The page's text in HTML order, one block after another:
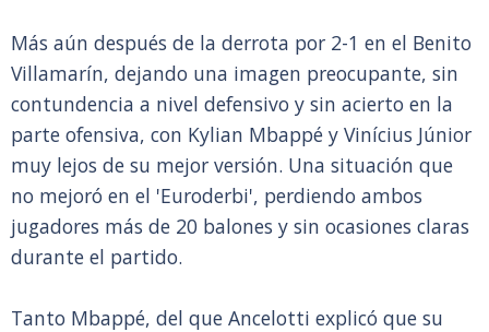
Más aún después de la derrota por 2-1 en el Benito
Villamarín, dejando una imagen preocupante, sin
contundencia a nivel defensivo y sin acierto en la
parte ofensiva, con Kylian Mbappé y Vinícius Júnior
muy lejos de su mejor versión. Una situación que
no mejoró en el 'Euroderbi', perdiendo ambos
jugadores más de 20 balones y sin ocasiones claras
durante el partido.
Tanto Mbappé, del que Ancelotti explicó que su